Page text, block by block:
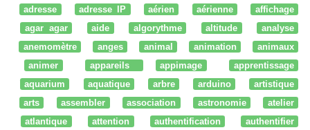
adresse
adresse IP aérien aérienne
affichage
agar agar
aide algorythme altitude
analyse
anemomètre
anges animal animation
animaux
animer
appareils appimage
apprentissage
aquarium
aquatique arbre arduino
artistique
arts
assembler association astronomie
atelier
atlantique
attention authentification
authentifier